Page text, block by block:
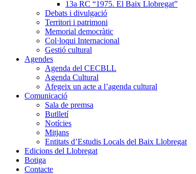
13a RC “1975. El Baix Llobregat”
Debats i divulgació
Territori i patrimoni
Memorial democràtic
Col·loqui Internacional
Gestió cultural
Agendes
Agenda del CECBLL
Agenda Cultural
Afegeix un acte a l’agenda cultural
Comunicació
Sala de premsa
Butlletí
Notícies
Mitjans
Entitats d’Estudis Locals del Baix Llobregat
Edicions del Llobregat
Botiga
Contacte